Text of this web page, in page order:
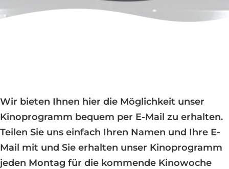
Wir bieten Ihnen hier die Möglichkeit unser
Kinoprogramm bequem per E-Mail zu erhalten.
Teilen Sie uns einfach Ihren Namen und Ihre E-
Mail mit und Sie erhalten unser Kinoprogramm
jeden Montag für die kommende Kinowoche